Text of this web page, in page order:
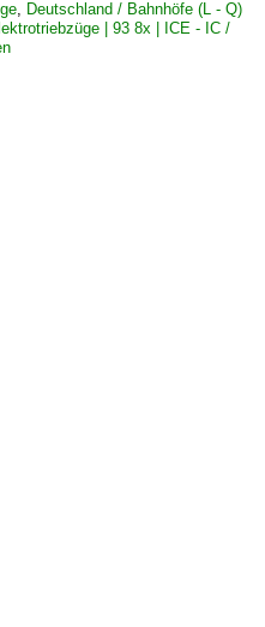
, Deutschland / Bahnhöfe (L - Q)
| 93 8x | ICE - IC /